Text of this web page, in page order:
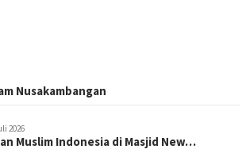
Nusakambangan
2026
Muslim Indonesia di Masjid New…